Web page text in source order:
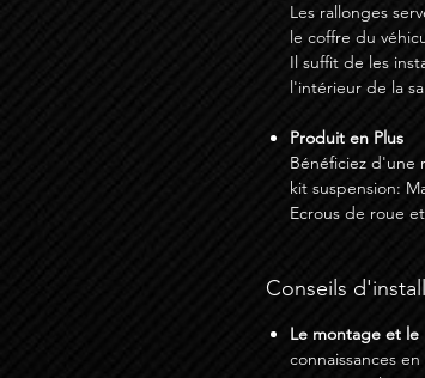
Les rallonges
le coffre du
Il suffit de les
l'intérieur de la
Produit en Plus
Bénéficiez d'une
kit suspension:
Ecrous de roue
Conseils
Le montage et le
connaissances